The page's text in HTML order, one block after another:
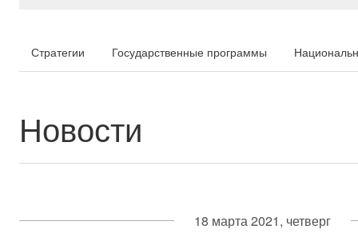
Стратегии Государственные программы
Новости
18 марта 2021, четверг